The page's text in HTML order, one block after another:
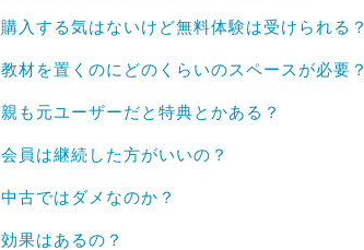
購入する気はないけど無料体験は受けられる？
教材を置くのにどのくらいのスペースが必要？
親も元ユーザーだと特典とかある？
会員は継続した方がいいの？
中古ではダメなのか？
効果はあるの？